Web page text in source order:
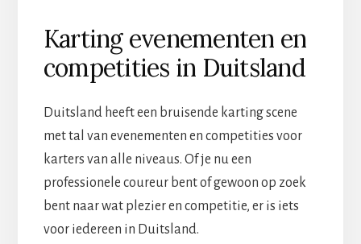
Karting evenementen en
competities in Duitsland
Duitsland heeft een bruisende karting scene
met tal van evenementen en competities voor
karters van alle niveaus. Of je nu een
professionele coureur bent of gewoon op zoek
bent naar wat plezier en competitie, er is iets
voor iedereen in Duitsland.